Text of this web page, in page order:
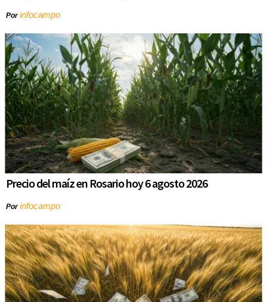
Porinfocampo
Precio del maíz en Rosario hoy 6 agosto 2026
Porinfocampo